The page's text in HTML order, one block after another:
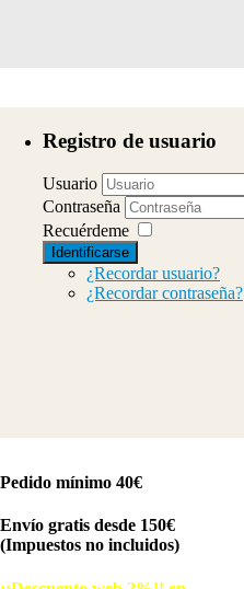
Registro de usuario
Usuario
Contraseña
Recuérdeme
Identificarse
¿Recordar usuario?
¿Recordar contraseña?
Pedido mínimo 40€
Envío gratis desde 150€
(Impuestos no incluidos)